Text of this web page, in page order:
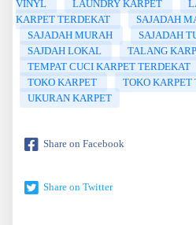
VINYL LAUNDRY KARPET
KARPET TERDEKAT
SAJADAH
SAJADAH MURAH
SAJADAH
SAJDAH LOKAL
TALANG
TEMPAT CUCI KARPET TERDEKAT
TOKO KARPET
TOKO KARPET
UKURAN KARPET
Share on Facebook
Share on Twitter